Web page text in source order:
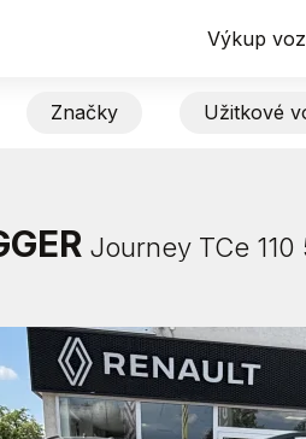
Výkup
Značky Užitkové
Journey TCe 110